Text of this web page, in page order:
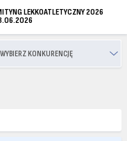
LEKKOATLETYCZNY 2026